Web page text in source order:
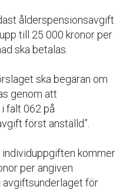
ålderspensionsavgift
till 25 000 kronor per
ska betalas.
ska begäran om
genom att
fält 062 på
först anställd”.
kommer
per angiven
avgiftsunderlaget för